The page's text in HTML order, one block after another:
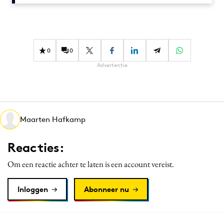
Diversiteit
Interne communicatie
Martech
Media
Merkstrategie
PR
Purpose Marketing
Reputatie & crisis
0 0
Advertentie
Maarten Hafkamp
Reacties:
Om een reactie achter te laten is een account vereist.
Inloggen Abonneer nu